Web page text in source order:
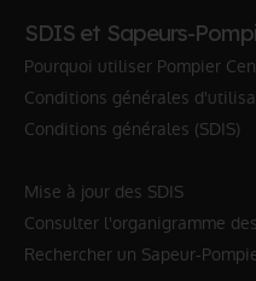
SDIS et Sapeurs-
Pourquoi utiliser Pompier
Conditions générales
Conditions générales (SDIS)
Mise à jour des SDIS
Consulter l'organigramme
Rechercher un Sapeur-